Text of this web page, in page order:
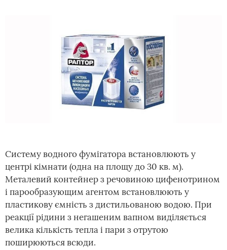
Систему водного фумігатора встановлюють у
центрі кімнати (одна на площу до 30 кв. м).
Металевий контейнер з речовиною цифенотрином
і парообразующим агентом встановлюють у
пластикову ємність з дистильованою водою. При
реакції рідини з негашеним вапном виділяється
велика кількість тепла і пари з отрутою
поширюються всюди.